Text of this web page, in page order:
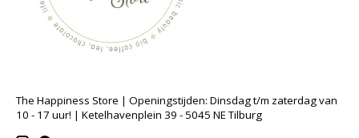
The Happiness Store | Openingstijden: Dinsdag t/m zaterdag van
10 - 17 uur! | Ketelhavenplein 39 - 5045 NE Tilburg